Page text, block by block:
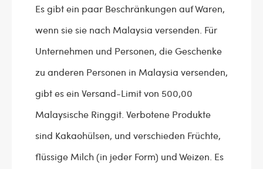
Es gibt ein paar Beschränkungen auf Waren,
wenn sie sie nach Malaysia versenden. Für
Unternehmen und Personen, die Geschenke
zu anderen Personen in Malaysia versenden,
gibt es ein Versand-Limit von 500,00
Malaysische Ringgit. Verbotene Produkte
sind Kakaohülsen, und verschieden Früchte,
flüssige Milch (in jeder Form) und Weizen. Es